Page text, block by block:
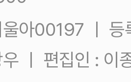
울아00197 ㅣ
ㅣ 편집인 : 이